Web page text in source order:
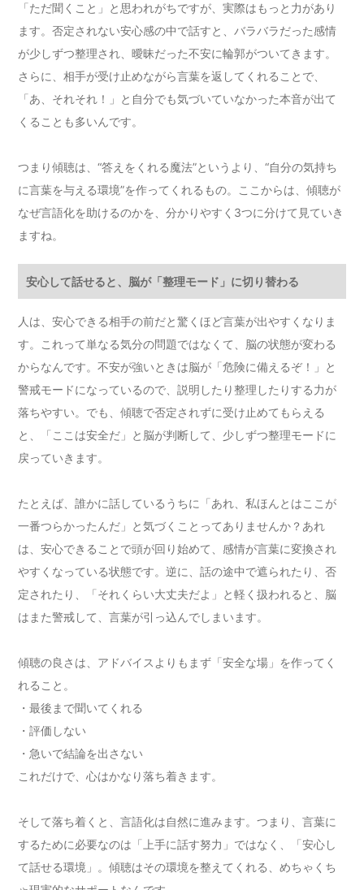
「ただ聞くこと」と思われがちですが、実際はもっと力があり
ます。否定されない安心感の中で話すと、バラバラだった感情
が少しずつ整理され、曖昧だった不安に輪郭がついてきます。
さらに、相手が受け止めながら言葉を返してくれることで、
「あ、それそれ！」と自分でも気づいていなかった本音が出て
くることも多いんです。
つまり傾聴は、“答えをくれる魔法”というより、“自分の気持ち
に言葉を与える環境”を作ってくれるもの。ここからは、傾聴が
なぜ言語化を助けるのかを、分かりやすく3つに分けて見ていき
ますね。
安心して話せると、脳が「整理モード」に切り替わる
人は、安心できる相手の前だと驚くほど言葉が出やすくなりま
す。これって単なる気分の問題ではなくて、脳の状態が変わる
からなんです。不安が強いときは脳が「危険に備えるぞ！」と
警戒モードになっているので、説明したり整理したりする力が
落ちやすい。でも、傾聴で否定されずに受け止めてもらえる
と、「ここは安全だ」と脳が判断して、少しずつ整理モードに
戻っていきます。
たとえば、誰かに話しているうちに「あれ、私ほんとはここが
一番つらかったんだ」と気づくことってありませんか？あれ
は、安心できることで頭が回り始めて、感情が言葉に変換され
やすくなっている状態です。逆に、話の途中で遮られたり、否
定されたり、「それくらい大丈夫だよ」と軽く扱われると、脳
はまた警戒して、言葉が引っ込んでしまいます。
傾聴の良さは、アドバイスよりもまず「安全な場」を作ってく
れること。
・最後まで聞いてくれる
・評価しない
・急いで結論を出さない
これだけで、心はかなり落ち着きます。
そして落ち着くと、言語化は自然に進みます。つまり、言葉に
するために必要なのは「上手に話す努力」ではなく、「安心し
て話せる環境」。傾聴はその環境を整えてくれる、めちゃくち